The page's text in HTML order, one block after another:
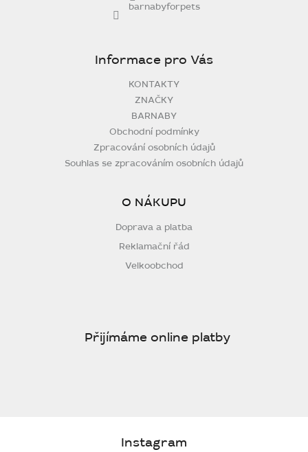
barnabyforpets
Informace pro Vás
KONTAKTY
ZNAČKY
BARNABY
Obchodní podmínky
Zpracování osobních údajů
Souhlas se zpracováním osobních údajů
O NÁKUPU
Doprava a platba
Reklamační řád
Velkoobchod
Přijímáme online platby
Instagram